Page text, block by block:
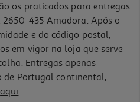
os praticados para entregas
435 Amadora. Após o
e do código postal,
em vigor na loja que serve
Entregas apenas
Portugal continental,
aqui.